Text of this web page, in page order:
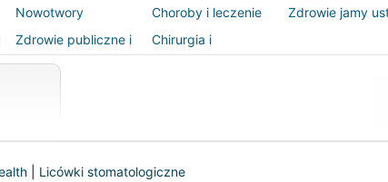
Nowotwory Choroby i leczenie Zdrowie jamy
Zdrowie publiczne i
bezpieczeństwo
Chirurgia i
Licówki stomatologiczne